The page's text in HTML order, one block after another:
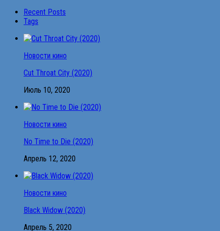
Recent Posts
Tags
Новости кино
Cut Throat City (2020)
Июль 10, 2020
Новости кино
No Time to Die (2020)
Апрель 12, 2020
Новости кино
Black Widow (2020)
Апрель 5, 2020